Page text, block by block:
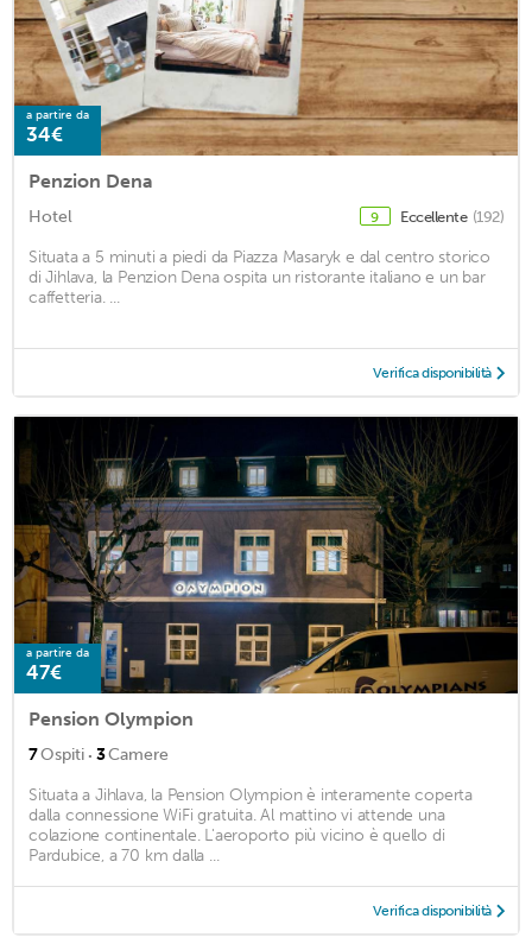
a partire da
34€
Penzion Dena
Hotel 9 Eccellente (192)
Situata a 5 minuti a piedi da Piazza Masaryk e dal centro storico
di Jihlava, la Penzion Dena ospita un ristorante italiano e un bar
caffetteria. ...
Verifica disponibilità
a partire da
47€
Pension Olympion
7Ospiti · 3Camere
Situata a Jihlava, la Pension Olympion è interamente coperta
dalla connessione WiFi gratuita. Al mattino vi attende una
colazione continentale. L'aeroporto più vicino è quello di
Pardubice, a 70 km dalla ...
Verifica disponibilità